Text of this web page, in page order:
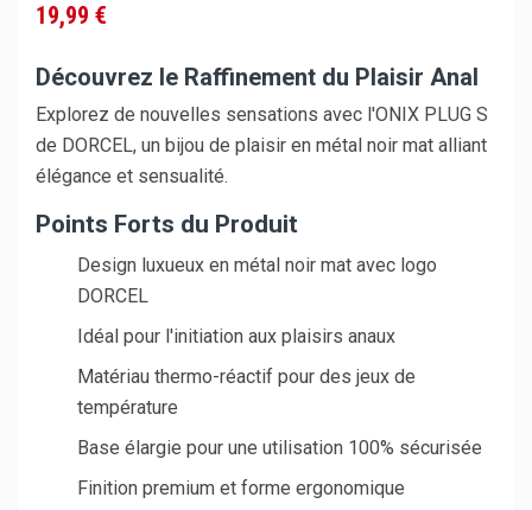
19,99 €
Découvrez le Raffinement du Plaisir Anal
Explorez de nouvelles sensations avec l'ONIX PLUG S
de DORCEL, un bijou de plaisir en métal noir mat alliant
élégance et sensualité.
Points Forts du Produit
Design luxueux en métal noir mat avec logo
DORCEL
Idéal pour l'initiation aux plaisirs anaux
Matériau thermo-réactif pour des jeux de
température
Base élargie pour une utilisation 100% sécurisée
Finition premium et forme ergonomique